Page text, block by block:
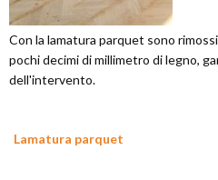
Con la lamatura parquet sono
pochi decimi di millimetro di legno,
dell'intervento.
Lamatura parquet